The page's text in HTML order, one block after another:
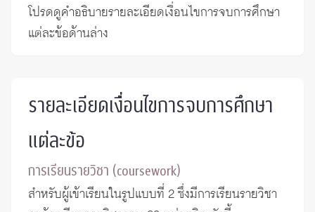
โปรดดูคำอธิบายรายละเอียดเงื่อนไขการจบการศึกษา
แต่ละข้อด้านล่าง
รายละเอียดเงื่อนไขการจบการศึกษา
แต่ละข้อ
การเรียนรายวิชา (coursework)
สำหรับผู้เข้าเรียนในรูปแบบที่ 2 ซึ่งมีการเรียนรายวิชา